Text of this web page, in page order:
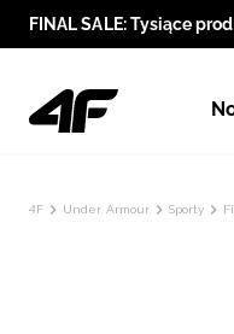
FINAL SALE: Tysiące
4F Under Armour Sporty